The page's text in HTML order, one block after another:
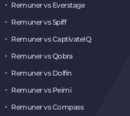
Remuner vs Everstage
Remuner vs Spiff
Remuner vs CaptivateIQ
Remuner vs Qobra
Remuner vs Dolfin
Remuner vs Peimi
Remuner vs Compass